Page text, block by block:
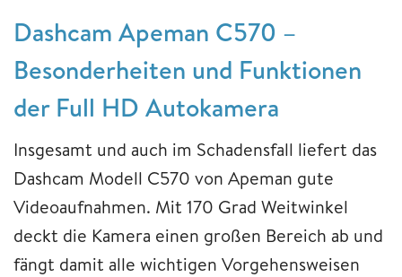
Dashcam Apeman C570 –
Besonderheiten und Funktionen
der Full HD Autokamera
Insgesamt und auch im Schadensfall liefert das
Dashcam Modell C570 von Apeman gute
Videoaufnahmen. Mit 170 Grad Weitwinkel
deckt die Kamera einen großen Bereich ab und
fängt damit alle wichtigen Vorgehensweisen